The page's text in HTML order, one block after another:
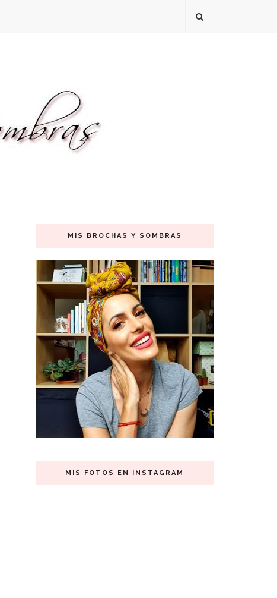
MIS BROCHAS Y SOMBRAS
MIS FOTOS EN INSTAGRAM